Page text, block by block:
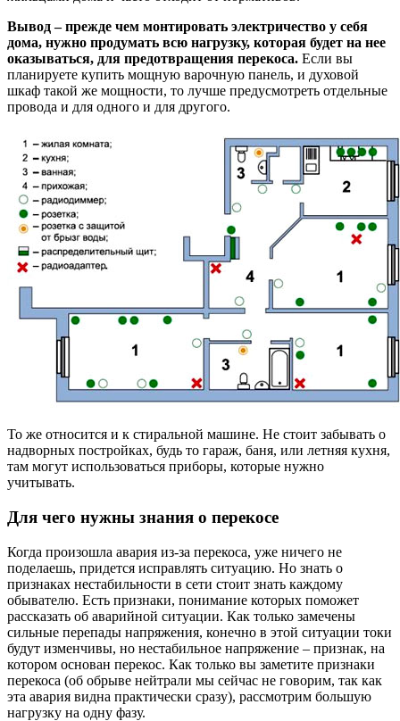
Вывод – прежде чем монтировать электричество у себя
дома, нужно продумать всю нагрузку, которая будет на нее
оказываться, для предотвращения перекоса. Если вы
планируете купить мощную варочную панель, и духовой
шкаф такой же мощности, то лучше предусмотреть отдельные
провода и для одного и для другого.
То же относится и к стиральной машине. Не стоит забывать о
надворных постройках, будь то гараж, баня, или летняя кухня,
там могут использоваться приборы, которые нужно
учитывать.
Для чего нужны знания о перекосе
Когда произошла авария из-за перекоса, уже ничего не
поделаешь, придется исправлять ситуацию. Но знать о
признаках нестабильности в сети стоит знать каждому
обывателю. Есть признаки, понимание которых поможет
рассказать об аварийной ситуации. Как только замечены
сильные перепады напряжения, конечно в этой ситуации токи
будут изменчивы, но нестабильное напряжение – признак, на
котором основан перекос. Как только вы заметите признаки
перекоса (об обрыве нейтрали мы сейчас не говорим, так как
эта авария видна практически сразу), рассмотрим большую
нагрузку на одну фазу.